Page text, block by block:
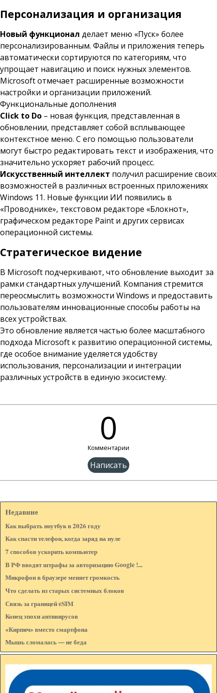
Персонализация и организация
Новый функционал делает меню «Пуск» более
персонализированным. Файлы и приложения теперь
автоматически сортируются по категориям, что
упрощает навигацию и поиск нужных элементов.
Microsoft отмечает расширенные возможности
настройки и организации приложений.
Функциональные дополнения
Click to Do – новая функция, представленная в
обновлении, представляет собой всплывающее
контекстное меню. С его помощью пользователи
могут быстро редактировать текст и изображения, что
значительно ускоряет рабочий процесс.
Искусственный интеллект получил расширение своих
возможностей в различных встроенных приложениях
Windows 11. Новые функции ИИ появились в
«Проводнике», текстовом редакторе «Блокнот»,
графическом редакторе Paint и других сервисах
операционной системы.
Стратегическое видение
В Microsoft подчеркивают, что обновление выходит за
рамки стандартных улучшений. Компания стремится
переосмыслить возможности Windows и предоставить
пользователям инновационные способы работы на
всех устройствах.
Это обновление является частью более масштабного
подхода Microsoft к развитию операционной системы,
где особое внимание уделяется удобству
использования, персонализации и интеграции
различных устройств в единую экосистему.
0
Комментарии
Веб-сайт: (Если есть)
E-mail: (не показывается на странице)*
Сообщение:*
Недавние
Как выбрать ноутбук в 2026 году
Как спасти телефон, когда заряд на нуле
7 способов ускорить компьютер
В РФ вводят штрафы за авторизацию Google !...
Микрофон в браузере меняет громкость
Что сделать из старых системных блоков
Связь за границей eSIM
Конец эпохи антивирусов
«Кирпич» вместо смартфона
Мышь сломалась — не беда